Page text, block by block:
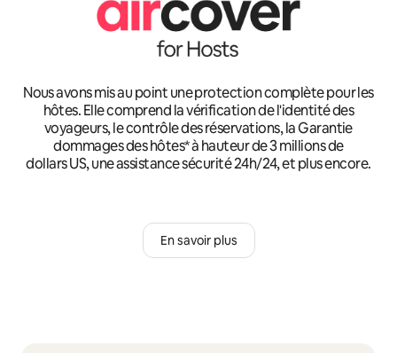
Nous avons mis au point une protection complète pour les
hôtes. Elle comprend la vérification de l'identité des
voyageurs, le contrôle des réservations, la Garantie
dommages des hôtes* à hauteur de 3 millions de
dollars US, une assistance sécurité 24h/24, et plus encore.
En savoir plus